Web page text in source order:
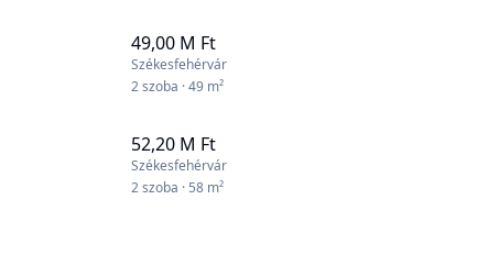
49,00 M Ft
Székesfehérvár
2 szoba · 49 m²
52,20 M Ft
Székesfehérvár
2 szoba · 58 m²